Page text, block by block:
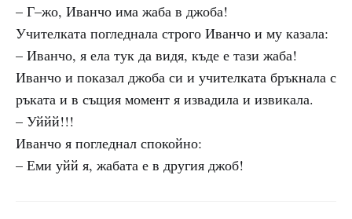
– Г–жо, Иванчо има жаба в джоба!
Учителката погледнала строго Иванчо и му казала:
– Иванчо, я ела тук да видя, къде е тази жаба!
Иванчо и показал джоба си и учителката бръкнала с
ръката и в същия момент я извадила и извикала.
– Уййй!!!
Иванчо я погледнал спокойно:
– Еми уйй я, жабата е в другия джоб!